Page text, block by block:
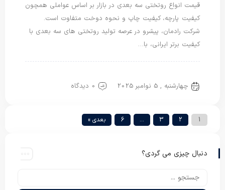
قیمت انواع روتختی سه بعدی در بازار بر اساس عواملی همچون
کیفیت پارچه، کیفیت چاپ و نحوه دوخت متفاوت است.
شرکت رادمان، پیشرو در عرصه تولید روتختی های سه بعدی با
کیفیت برتر ایرانی، با…
چهارشنبه , 5 نوامبر 2025 0 دیدگاه
1
2
3
…
6 بعدی »
دنبال چیزی می گردی؟